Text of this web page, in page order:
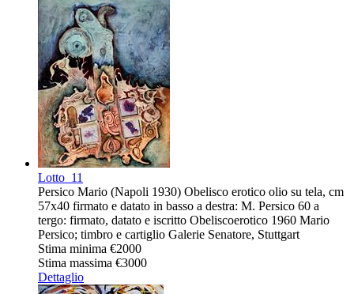
Lotto 11
Persico Mario (Napoli 1930) Obelisco erotico olio su tela, cm
57x40 firmato e datato in basso a destra: M. Persico 60 a
tergo: firmato, datato e iscritto Obeliscoerotico 1960 Mario
Persico; timbro e cartiglio Galerie Senatore, Stuttgart
Stima minima €2000
Stima massima €3000
Dettaglio